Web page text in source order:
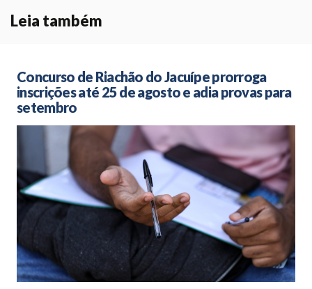
Leia também
Concurso de Riachão do Jacuípe prorroga
inscrições até 25 de agosto e adia provas para
setembro